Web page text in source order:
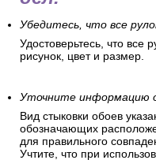
Убедитесь, что все
Удостоверьтесь, что
рисунок, цвет и размер.
Уточните информацию
Вид стыковки обоев
обозначающих
для правильного
Учтите, что при